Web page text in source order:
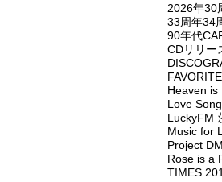
2026年30
33周年34
90年代
CDリリー
Heaven is
Love
LuckyFM
Music for
Project
Rose is a
TIMES